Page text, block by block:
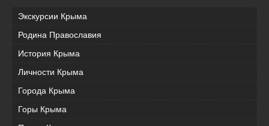
Экскурсии Крыма
Родина Православия
История Крыма
Личности Крыма
Города Крыма
Горы Крыма